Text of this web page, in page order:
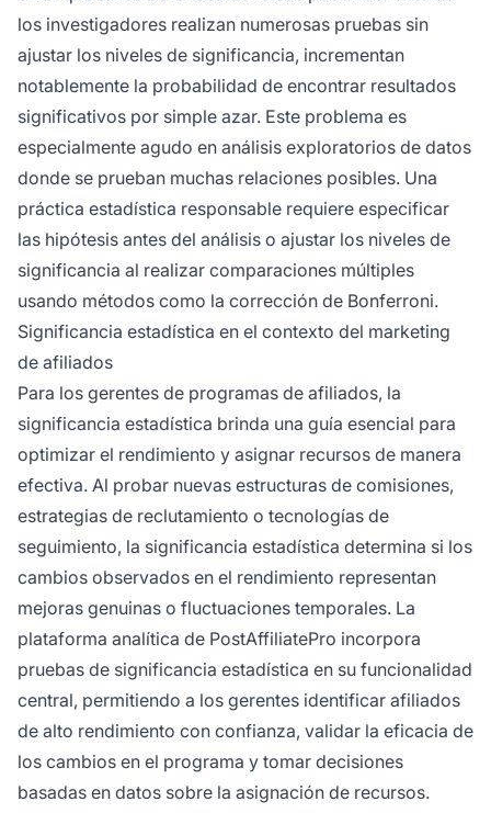
los investigadores realizan numerosas pruebas sin
ajustar los niveles de significancia, incrementan
notablemente la probabilidad de encontrar resultados
significativos por simple azar. Este problema es
especialmente agudo en análisis exploratorios de datos
donde se prueban muchas relaciones posibles. Una
práctica estadística responsable requiere especificar
las hipótesis antes del análisis o ajustar los niveles de
significancia al realizar comparaciones múltiples
usando métodos como la corrección de Bonferroni.
Significancia estadística en el contexto del marketing
de afiliados
Para los gerentes de programas de afiliados, la
significancia estadística brinda una guía esencial para
optimizar el rendimiento y asignar recursos de manera
efectiva. Al probar nuevas estructuras de comisiones,
estrategias de reclutamiento o tecnologías de
seguimiento, la significancia estadística determina si los
cambios observados en el rendimiento representan
mejoras genuinas o fluctuaciones temporales. La
plataforma analítica de PostAffiliatePro incorpora
pruebas de significancia estadística en su funcionalidad
central, permitiendo a los gerentes identificar afiliados
de alto rendimiento con confianza, validar la eficacia de
los cambios en el programa y tomar decisiones
basadas en datos sobre la asignación de recursos.